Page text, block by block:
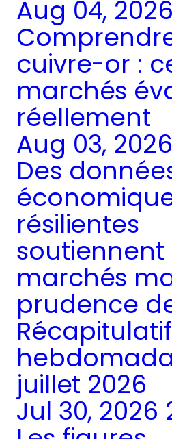
Aug 04,
cuivre-or :
marchés
réellement
Aug 03,
Des
résilientes
soutiennent
marchés
prudence
Récapitulatif
juillet 2026
Jul 30, 2026